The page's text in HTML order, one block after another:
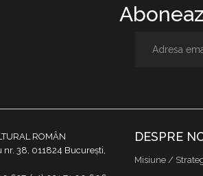
ROMÂN
38, 011824 București,
DESPRE
Misiune /